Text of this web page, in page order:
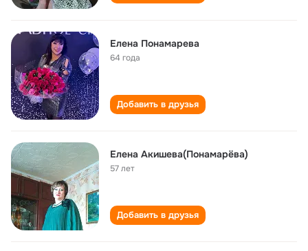
Елена Понамарева
64 года
Добавить в друзья
Елена Акишева(Понамарёва)
57 лет
Добавить в друзья